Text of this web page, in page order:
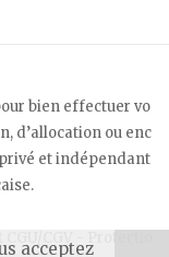
bien effectuer vo
d’allocation ou enc
et indépendant
CGV
acceptez